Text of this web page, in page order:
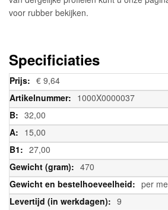
voor rubber bekijken.
Specificiaties
Meer
informatie
€ 9,64
1000X0000037
32,00
15,00
27,00
470
per
9